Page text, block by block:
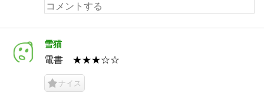
雪猫
電書 ★★★☆☆
ナイス